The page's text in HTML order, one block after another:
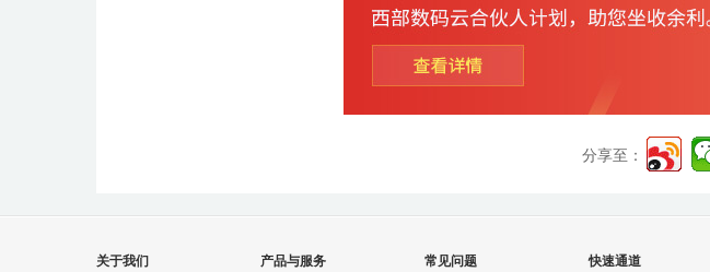
分享至：
关于我们 产品与服务 常见问题 快速通道